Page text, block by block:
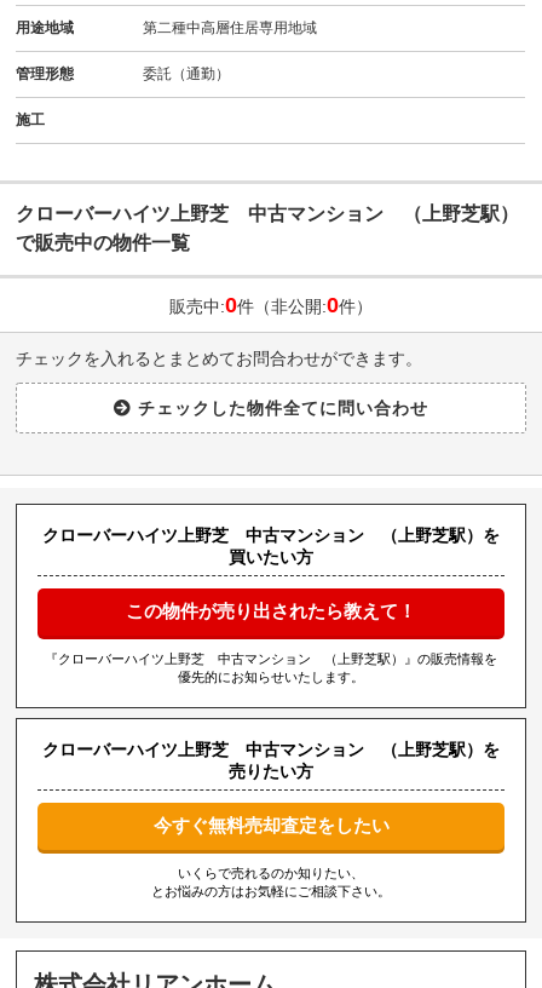
用途地域 第二種中高層住居専用地域
管理形態 委託（通勤）
施工
クローバーハイツ上野芝 中古マンション （上野芝駅）
で販売中の物件一覧
販売中:0件（非公開:0件）
チェックを入れるとまとめてお問合わせができます。
クローバーハイツ上野芝 中古マンション （上野芝駅）を
買いたい方
この物件が売り出されたら教えて！
『クローバーハイツ上野芝 中古マンション （上野芝駅）』の販売情報を
優先的にお知らせいたします。
クローバーハイツ上野芝 中古マンション （上野芝駅）を
売りたい方
今すぐ無料売却査定をしたい
いくらで売れるのか知りたい、
とお悩みの方はお気軽にご相談下さい。